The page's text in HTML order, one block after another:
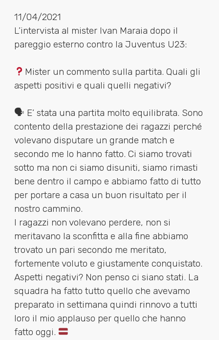
11/04/2021
L’intervista al mister Ivan Maraia dopo il
pareggio esterno contro la Juventus U23:
Mister un commento sulla partita. Quali gli
aspetti positivi e quali quelli negativi?
🗣 E’ stata una partita molto equilibrata. Sono
contento della prestazione dei ragazzi perché
volevano disputare un grande match e
secondo me lo hanno fatto. Ci siamo trovati
sotto ma non ci siamo disuniti, siamo rimasti
bene dentro il campo e abbiamo fatto di tutto
per portare a casa un buon risultato per il
nostro cammino.
I ragazzi non volevano perdere, non si
meritavano la sconfitta e alla fine abbiamo
trovato un pari secondo me meritato,
fortemente voluto e giustamente conquistato.
Aspetti negativi? Non penso ci siano stati. La
squadra ha fatto tutto quello che avevamo
preparato in settimana quindi rinnovo a tutti
loro il mio applauso per quello che hanno
fatto oggi.